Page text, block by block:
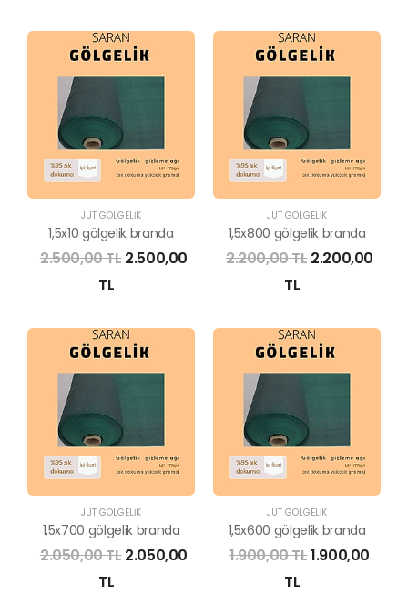
JÜT GÖLGELİK
1,5x10 gölgelik branda
2.500,00 TL2.500,00
TL
JÜT GÖLGELİK
1,5x800 gölgelik branda
2.200,00 TL2.200,00
TL
JÜT GÖLGELİK
1,5x700 gölgelik branda
2.050,00 TL2.050,00
TL
JÜT GÖLGELİK
1,5x600 gölgelik branda
1.900,00 TL1.900,00
TL